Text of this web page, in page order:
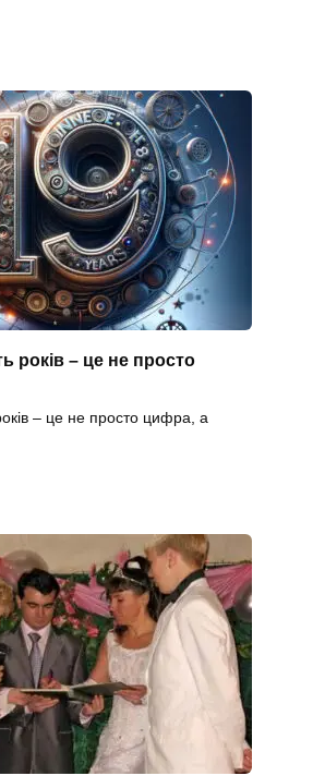
років – це не просто
– це не просто цифра, а